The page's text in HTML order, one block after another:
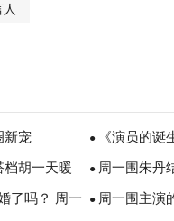
人
新宠 ● 《演员的
档胡一天暖 ● 周一围朱丹
朱丹是什么关
了吗？ 周一 ● 周一围主演